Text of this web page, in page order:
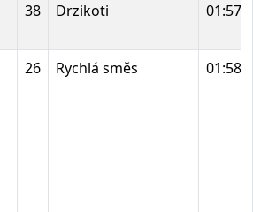
38 Drzikoti
26 Rychlá směs